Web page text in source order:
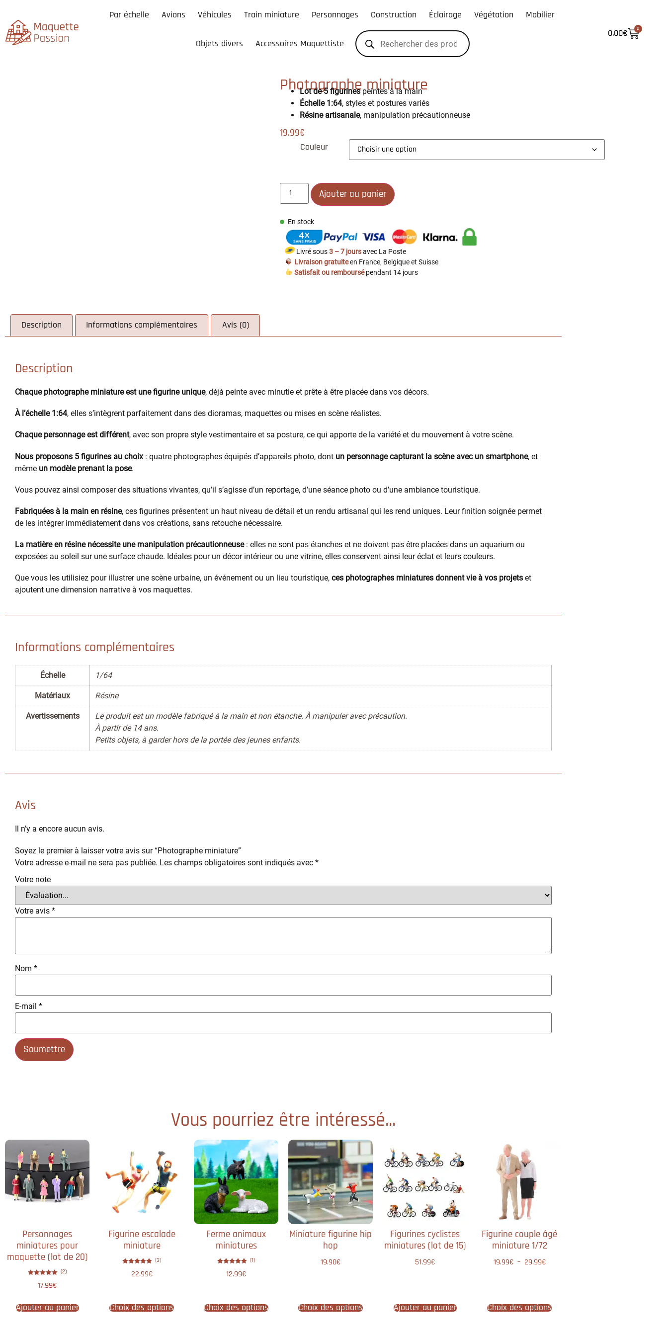
Par échelle Avions Véhicules Train miniature Personnages Construction Éclairage Végétation Mobilier
Objets divers Accessoires Maquettiste
0.00€ 0
Photographe miniature
Lot de 5 figurinespeintes à la main
Échelle 1:64, styles et postures variés
Résine artisanale, manipulation précautionneuse
19.99€
Couleur
Ajouter au panier
En stock
Livré sous3 – 7 joursavec La Poste
Livraison gratuiteen France, Belgique et Suisse
Satisfait ou remboursépendant 14 jours
Description Informations complémentaires Avis (0)
Description
Chaque photographe miniature est une figurine unique, déjà peinte avec minutie et prête à être placée dans vos décors.
À l’échelle 1:64, elles s’intègrent parfaitement dans des dioramas, maquettes ou mises en scène réalistes.
Chaque personnage est différent, avec son propre style vestimentaire et sa posture, ce qui apporte de la variété et du mouvement à votre scène.
Nous proposons 5 figurines au choix: quatre photographes équipés d’appareils photo, dont un personnage capturant la scène avec un smartphone, et
même un modèle prenant la pose.
Vous pouvez ainsi composer des situations vivantes, qu’il s’agisse d’un reportage, d’une séance photo ou d’une ambiance touristique.
Fabriquées à la main en résine, ces figurines présentent un haut niveau de détail et un rendu artisanal qui les rend uniques. Leur finition soignée permet
de les intégrer immédiatement dans vos créations, sans retouche nécessaire.
La matière en résine nécessite une manipulation précautionneuse: elles ne sont pas étanches et ne doivent pas être placées dans un aquarium ou
exposées au soleil sur une surface chaude. Idéales pour un décor intérieur ou une vitrine, elles conservent ainsi leur éclat et leurs couleurs.
Que vous les utilisiez pour illustrer une scène urbaine, un événement ou un lieu touristique, ces photographes miniatures donnent vie à vos projets et
ajoutent une dimension narrative à vos maquettes.
Informations complémentaires
Échelle 1/64
Matériaux Résine
Avertissements
Le produit est un modèle fabriqué à la main et non étanche. À manipuler avec précaution.
À partir de 14 ans.
Petits objets, à garder hors de la portée des jeunes enfants.
Avis
Il n’y a encore aucun avis.
Soyez le premier à laisser votre avis sur “Photographe miniature”
Votre adresse e-mail ne sera pas publiée. Les champs obligatoires sont indiqués avec *
Votre note
Votre avis *
Nom *
E-mail *
Vous pourriez être intéressé...
Personnages
miniatures pour
maquette (lot de 20)
5.00
(2)
17.99€
Ajouter au panier
Figurine escalade
miniature
5.00
(3)
22.99€
Choix des options
Ferme animaux
miniatures
5.00
(1)
12.99€
Choix des options
Miniature figurine hip
hop
19.90€
Choix des options
Figurines cyclistes
miniatures (lot de 15)
51.99€
Ajouter au panier
Figurine couple âgé
miniature 1/72
19.99€ – 29.99€
Choix des options